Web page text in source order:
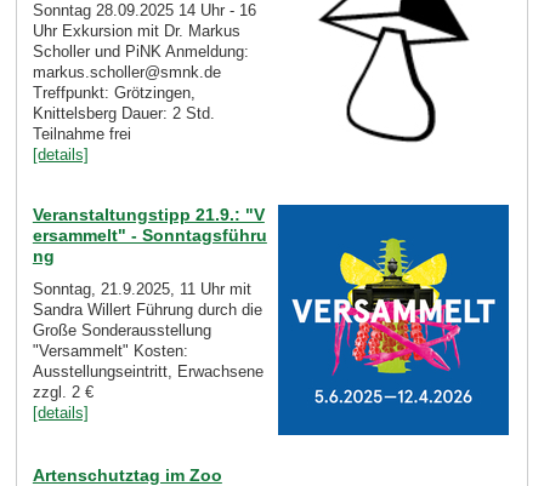
Sonntag 28.09.2025 14 Uhr - 16
Uhr Exkursion mit Dr. Markus
Scholler und PiNK Anmeldung:
markus.scholler@smnk.de
Treffpunkt: Grötzingen,
Knittelsberg Dauer: 2 Std.
Teilnahme frei
[details]
Veranstaltungstipp 21.9.: "V
ersammelt" - Sonntagsführu
ng
Sonntag, 21.9.2025, 11 Uhr mit
Sandra Willert Führung durch die
Große Sonderausstellung
"Versammelt" Kosten:
Ausstellungseintritt, Erwachsene
zzgl. 2 €
[details]
Artenschutztag im Zoo